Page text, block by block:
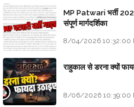
MP Patwari भर्ती
संपूर्ण मार्गदर्शिका
8/04/2026 10:32:00
राहुकाल से डरना क्यों
8/06/2026 10:39:00